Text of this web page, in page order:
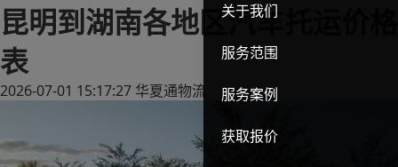
关于我们
服务范围
服务案例
获取报价
昆明到湖南各地区汽车托运价格
表
2026-07-01 15:17:27 华夏通物流